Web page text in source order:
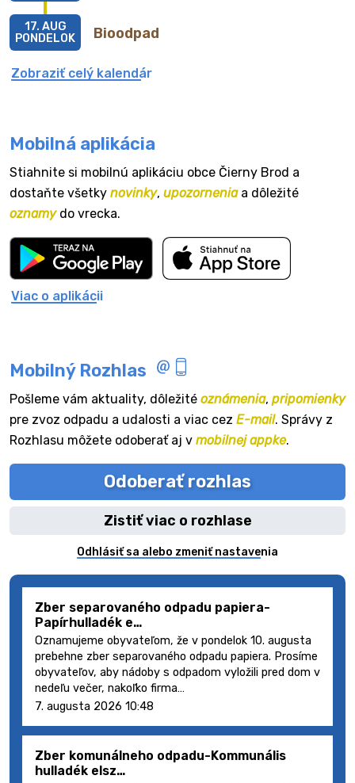
Bioodpad
17. AUG
PONDELOK
Zobraziť celý kalendár
Mobilná aplikácia
Stiahnite si mobilnú aplikáciu obce Čierny Brod a
dostaňte všetky novinky, upozorneniaa dôležité
oznamydo vrecka.
Viac o aplikácii
Mobilný Rozhlas
Pošleme vám aktuality, dôležité oznámenia, pripomienky
pre zvoz odpadu a udalosti a viac cez E-mail. Správy z
Rozhlasu môžete odoberať aj v mobilnej appke.
Odoberať rozhlas
Zistiť viac o rozhlase
Odhlásiť sa alebo zmeniť nastavenia
Zber separovaného odpadu papiera-
Papírhulladék e…
Oznamujeme obyvateľom, že v pondelok 10. augusta
prebehne zber separovaného odpadu papiera. Prosíme
obyvateľov, aby nádoby s odpadom vyložili pred dom v
nedeľu večer, nakoľko firma…
7. augusta 2026 10:48
Zber komunálneho odpadu-Kommunális
hulladék elsz…